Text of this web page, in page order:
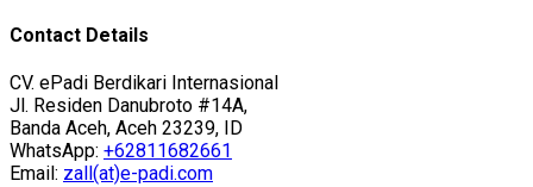
Contact Details
CV. ePadi Berdikari Internasional
Jl. Residen Danubroto #14A,
Banda Aceh, Aceh 23239, ID
WhatsApp: +62811682661
Email: zall(at)e-padi.com